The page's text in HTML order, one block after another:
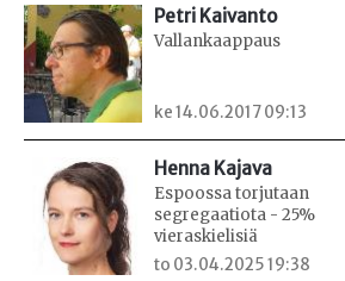
Petri Kaivanto
Vallankaappaus
ke 14.06.2017 09:13
Henna Kajava
Espoossa torjutaan
segregaatiota - 25%
vieraskielisiä
to 03.04.2025 19:38